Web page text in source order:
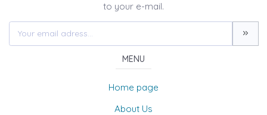
to your e-mail.
MENU
Home page
About Us